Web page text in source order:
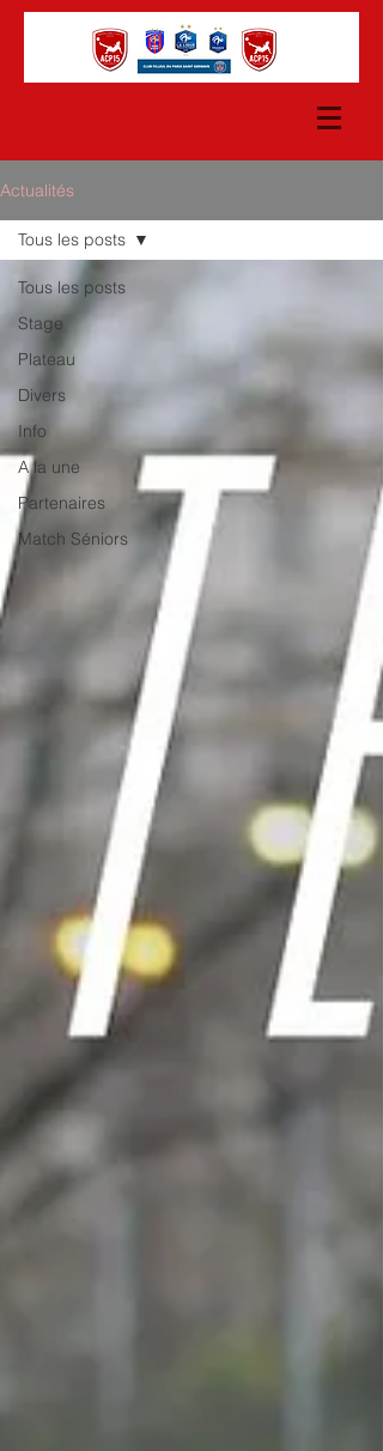
Actualités
Tous les posts
Stage
Plateau
Divers
Info
A la une
Partenaires
Match Séniors
Tous les posts